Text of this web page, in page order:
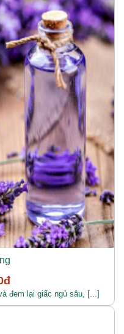
đem lại giấc ngủ sâu, [...]